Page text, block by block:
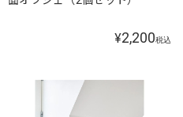
¥2,200税込